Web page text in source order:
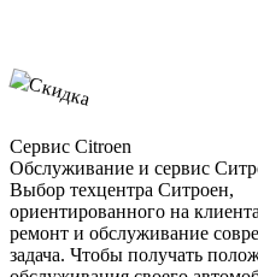
Сервис Citroen
Обслуживание и сервис
Выбор техцентра Ситроен,
ориентированного на
ремонт и обслуживание
задача. Чтобы получать